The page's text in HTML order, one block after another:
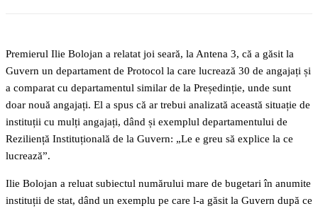
Premierul Ilie Bolojan a relatat joi seară, la Antena 3, că a găsit la
Guvern un departament de Protocol la care lucrează 30 de angajați și
a comparat cu departamentul similar de la Președinție, unde sunt
doar nouă angajați. El a spus că ar trebui analizată această situație de
instituții cu mulți angajați, dând și exemplul departamentului de
Reziliență Instituțională de la Guvern: „Le e greu să explice la ce
lucrează”.
Ilie Bolojan a reluat subiectul numărului mare de bugetari în anumite
instituții de stat, dând un exemplu pe care l-a găsit la Guvern după ce